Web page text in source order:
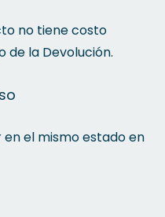
no tiene costo
de la Devolución.
el mismo estado en